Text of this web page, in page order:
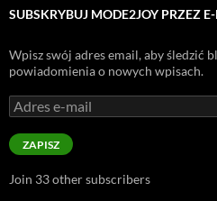
SUBSKRYBUJ MODE2JOY PRZEZ
Wpisz swój adres email, aby śledzić
powiadomienia o nowych wpisach.
Adres
e-
mail
ZAPISZ
Join 33 other subscribers